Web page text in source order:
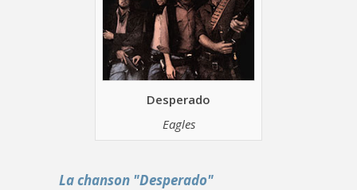
Desperado
Eagles
La chanson "Desperado"